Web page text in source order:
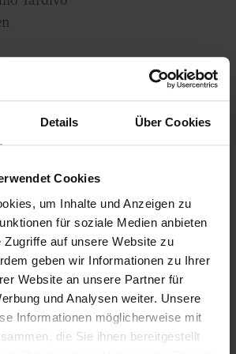
Details Über Cookies
Cookies
um Inhalte und Anzeigen zu
für soziale Medien anbieten
Zugriffe auf unsere Website zu
geben wir Informationen zu Ihrer
Website an unsere Partner für
und Analysen weiter. Unsere
Informationen möglicherweise mit
die Sie ihnen bereitgestellt
vorbereiten. Dafür
Olivenöl und Salz in etwas
bis es eine öligflüssige Masse
Austernpilze darin wenden
frittieren.